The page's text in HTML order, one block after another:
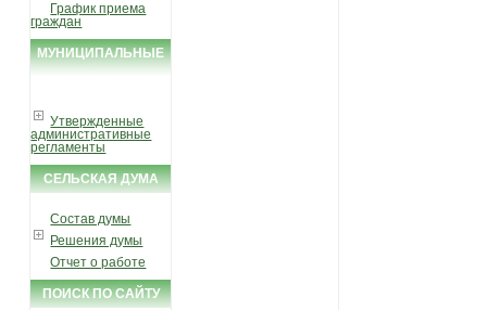
График приема
граждан
МУНИЦИПАЛЬНЫЕ
Утвержденные
административные
регламенты
СЕЛЬСКАЯ ДУМА
Состав думы
Решения думы
Отчет о работе
ПОИСК ПО САЙТУ